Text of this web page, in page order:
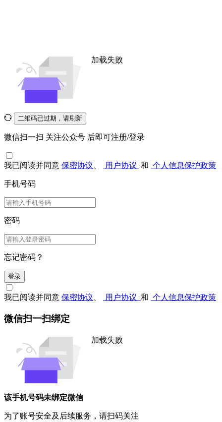
加载失败
二维码已过期，请刷新
微信扫一扫 关注公众号 后即可注册/登录
我已阅读并同意 保密协议 用户协议 和 个人信息保护政策
手机号码
密码
忘记密码？
登录
我已阅读并同意 保密协议 用户协议 和 个人信息保护政策
微信扫一扫绑定
加载失败
该手机号码未绑定微信
为了账号安全及后续服务，请扫码关注